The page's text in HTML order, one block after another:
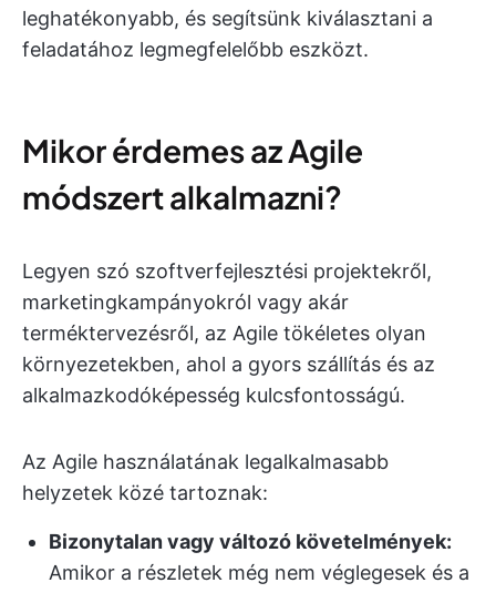
leghatékonyabb, és segítsünk kiválasztani a
feladatához legmegfelelőbb eszközt.
Mikor érdemes az Agile
módszert alkalmazni?
Legyen szó szoftverfejlesztési projektekről,
marketingkampányokról vagy akár
terméktervezésről, az Agile tökéletes olyan
környezetekben, ahol a gyors szállítás és az
alkalmazkodóképesség kulcsfontosságú.
Az Agile használatának legalkalmasabb
helyzetek közé tartoznak:
Bizonytalan vagy változó követelmények:
Amikor a részletek még nem véglegesek és a